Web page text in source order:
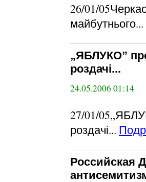
26/01/
майбутнього...
„ЯБЛУКО”
роздачі...
24.05.2006 01:14
27/01/
роздачі...
Российская